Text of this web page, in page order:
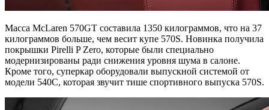
Масса McLaren 570GT составила 1350 килограммов, что на 37
килограммов больше, чем весит купе 570S. Новинка получила
покрышки Pirelli P Zero, которые были специально
модернизированы ради снижения уровня шума в салоне.
Кроме того, суперкар оборудовали выпускной системой от
модели 540C, которая звучит тише спортивного выпуска 570S.